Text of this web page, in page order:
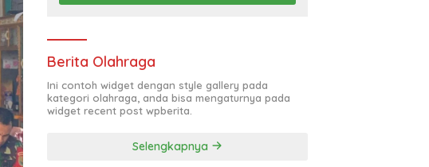
Berita Olahraga
Ini contoh widget dengan style gallery pada
kategori olahraga, anda bisa mengaturnya pada
widget recent post wpberita.
Selengkapnya